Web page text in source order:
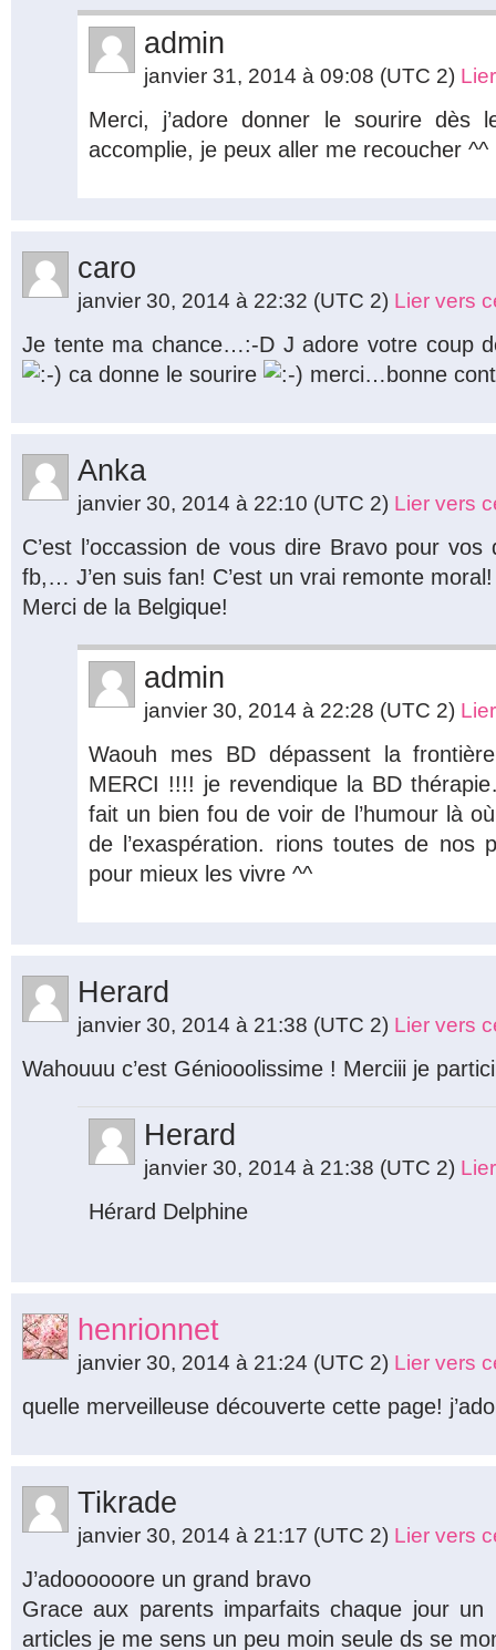
admin
janvier 31, 2014 à 09:08 (UTC 2)
Merci, j’adore donner le sourire dès
accomplie, je peux aller me recoucher ^^
caro
janvier 30, 2014 à 22:32 (UTC 2) Lier vers
Je tente ma chance…:-D J adore votre coup
ca donne le sourire
merci…bonne
Anka
janvier 30, 2014 à 22:10 (UTC 2) Lier vers
C’est l’occassion de vous dire Bravo pour
fb,… J’en suis fan! C’est un vrai remonte moral!
Merci de la Belgique!
admin
janvier 30, 2014 à 22:28 (UTC 2)
Waouh mes BD dépassent la
MERCI !!!! je revendique la BD
fait un bien fou de voir de l’humour là
de l’exaspération. rions toutes de nos
pour mieux les vivre ^^
Herard
janvier 30, 2014 à 21:38 (UTC 2) Lier vers
Wahouuu c’est Géniooolissime ! Merciii je
Herard
janvier 30, 2014 à 21:38 (UTC 2)
Hérard Delphine
henrionnet
janvier 30, 2014 à 21:24 (UTC 2) Lier vers
quelle merveilleuse découverte cette page!
Tikrade
janvier 30, 2014 à 21:17 (UTC 2) Lier vers
J’adoooooore un grand bravo
Grace aux parents imparfaits chaque jour
articles je me sens un peu moin seule ds se